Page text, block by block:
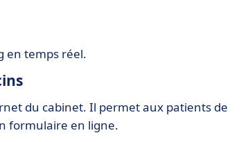
en temps réel.
du cabinet. Il permet aux patients de
formulaire en ligne.